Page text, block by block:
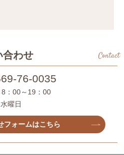
合わせ Contact
76-0035
：00～19：00
曜日
フォームはこちら